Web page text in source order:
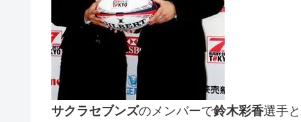
サクラセブンズのメンバーで鈴木彩香選手と